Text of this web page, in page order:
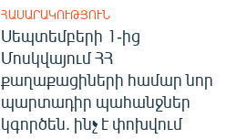
ՀԱՍԱՐԱԿՈՒԹՅՈՒՆ
Սեպտեմբերի 1-ից
Մոսկվայում ՀՀ
քաղաքացիների համար նոր
պարտադիր պահանջներ
կգործեն. ինչ է փոխվում